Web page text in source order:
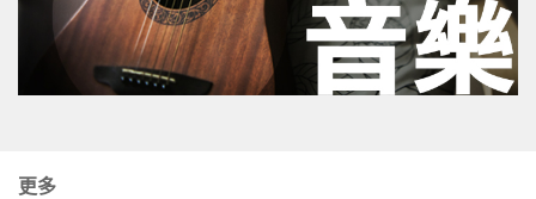
更多